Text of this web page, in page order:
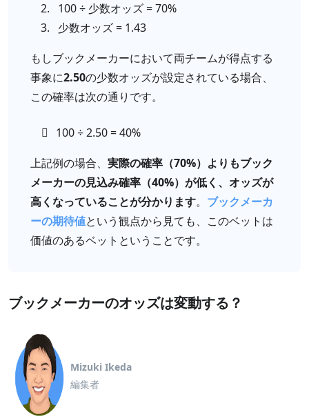
100 ÷ 少数オッズ = 70%
少数オッズ = 1.43
もしブックメーカーにおいて両チームが得点する
事象に2.50の少数オッズが設定されている場合、
この確率は次の通りです。
100 ÷ 2.50 = 40%
上記例の場合、 実際の確率（70%）よりもブック
メーカーの見込み確率（40%）が低く、オッズが
高くなっていることが分かります。 ブックメーカ
ーの期待値という観点から見ても、このベットは
価値のあるベットということです。
ブックメーカーのオッズは変動する？
Mizuki Ikeda
編集者